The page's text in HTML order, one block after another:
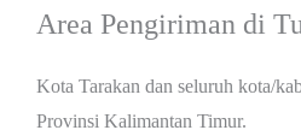
Area Pengiriman di
Kota Tarakan dan seluruh kota/
Provinsi Kalimantan Timur.